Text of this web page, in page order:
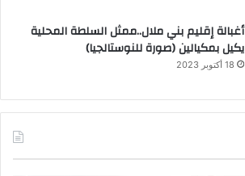
أغبالة إقليم بني ملال..ممثل السلطة المحلية
يكيل بمكيالين (صورة للنوستالجيا)
18 أكتوبر 2023